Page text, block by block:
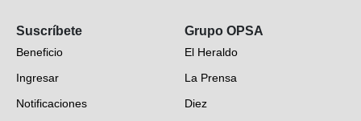
EH Verifica
Fotogalerías
Deportes
Videos
Suscríbete
Beneficio
Ingresar
Notificaciones
Grupo OPSA
El Heraldo
La Prensa
Diez